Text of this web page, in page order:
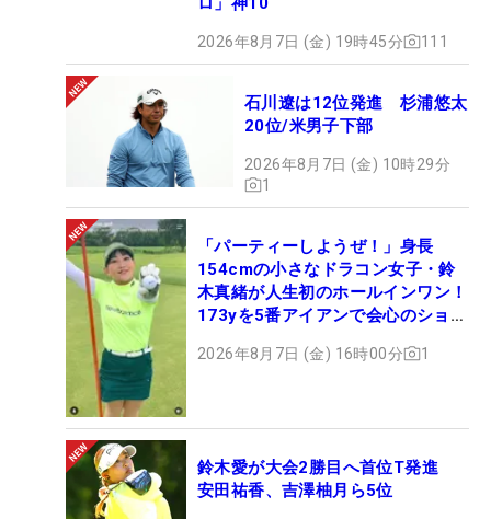
2026年8月7日 (金) 19時45分 111
石川遼は12位発進 杉浦悠太
20位/米男子下部
2026年8月7日 (金) 10時29分
1
「パーティーしようぜ！」身長
154cmの小さなドラコン女子・鈴
木真緒が人生初のホールインワン！
173yを5番アイアンで会心のショッ
2026年8月7日 (金) 16時00分 1
鈴木愛が大会2勝目へ首位T発進
安田祐香、吉澤柚月ら5位